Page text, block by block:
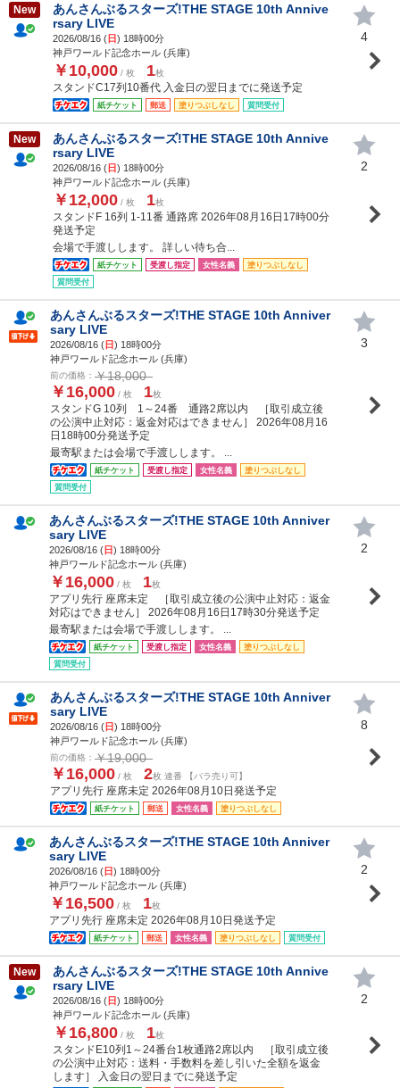
New
あんさんぶるスターズ!THE STAGE 10th Annive
rsary LIVE
2026/08/16 (日) 18時00分
神戸ワールド記念ホール (兵庫)
￥10,000 / 枚 1枚
スタンドC17列10番代 入金日の翌日までに発送予定
紙チケット 郵送 塗りつぶしなし 質問受付
4
New
あんさんぶるスターズ!THE STAGE 10th Annive
rsary LIVE
2026/08/16 (日) 18時00分
神戸ワールド記念ホール (兵庫)
￥12,000 / 枚 1枚
スタンドF 16列 1-11番 通路席 2026年08月16日17時00分
発送予定
会場で手渡しします。 詳しい待ち合...
紙チケット 受渡し指定 女性名義
塗りつぶしなし
質問受付
2
あんさんぶるスターズ!THE STAGE 10th Anniver
sary LIVE
2026/08/16 (日) 18時00分
神戸ワールド記念ホール (兵庫)
前の価格： ￥18,000
￥16,000 / 枚 1枚
スタンドG 10列 1～24番 通路2席以内 ［取引成立後
の公演中止対応：返金対応はできません］ 2026年08月16
日18時00分発送予定
最寄駅または会場で手渡しします。 ...
紙チケット 受渡し指定 女性名義
塗りつぶしなし
質問受付
3
あんさんぶるスターズ!THE STAGE 10th Anniver
sary LIVE
2026/08/16 (日) 18時00分
神戸ワールド記念ホール (兵庫)
￥16,000 / 枚 1枚
アプリ先行 座席未定 ［取引成立後の公演中止対応：返金
対応はできません］ 2026年08月16日17時30分発送予定
最寄駅または会場で手渡しします。 ...
紙チケット 受渡し指定 女性名義
塗りつぶしなし
質問受付
2
あんさんぶるスターズ!THE STAGE 10th Anniver
sary LIVE
2026/08/16 (日) 18時00分
神戸ワールド記念ホール (兵庫)
前の価格： ￥19,000
￥16,000 / 枚 2枚 連番 【バラ売り可】
アプリ先行 座席未定 2026年08月10日発送予定
紙チケット 郵送 女性名義 塗りつぶしなし
8
あんさんぶるスターズ!THE STAGE 10th Anniver
sary LIVE
2026/08/16 (日) 18時00分
神戸ワールド記念ホール (兵庫)
￥16,500 / 枚 1枚
アプリ先行 座席未定 2026年08月10日発送予定
紙チケット 郵送 女性名義 塗りつぶしなし 質問受付
2
New
あんさんぶるスターズ!THE STAGE 10th Annive
rsary LIVE
2026/08/16 (日) 18時00分
神戸ワールド記念ホール (兵庫)
￥16,800 / 枚 1枚
スタンドE10列1～24番台1枚通路2席以内 ［取引成立後
の公演中止対応：送料・手数料を差し引いた全額を返金
します］ 入金日の翌日までに発送予定
2